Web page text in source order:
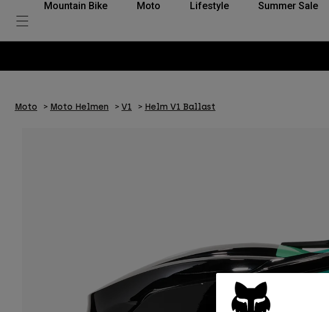
Mountain Bike Moto Lifestyle Summer Sale
Moto Moto Helmen V1 Helm V1 Ballast